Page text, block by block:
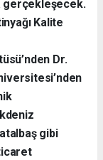
gerçekleşecek.
Kalite
Dr.
gibi